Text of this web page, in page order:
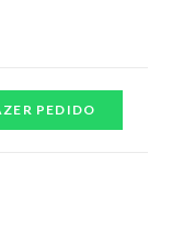
PEDIDO